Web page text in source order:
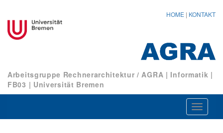
HOME | KONTAKT
Arbeitsgruppe Rechnerarchitektur / AGRA | Informatik |
FB03 | Universität Bremen
ein-/